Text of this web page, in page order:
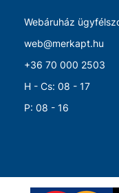
Webáruház
web@merkapt.hu
+36 70 000 2503
H - Cs: 08 - 17
P: 08 - 16